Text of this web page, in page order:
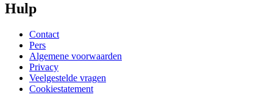
Hulp
Contact
Pers
Algemene voorwaarden
Privacy
Veelgestelde vragen
Cookiestatement